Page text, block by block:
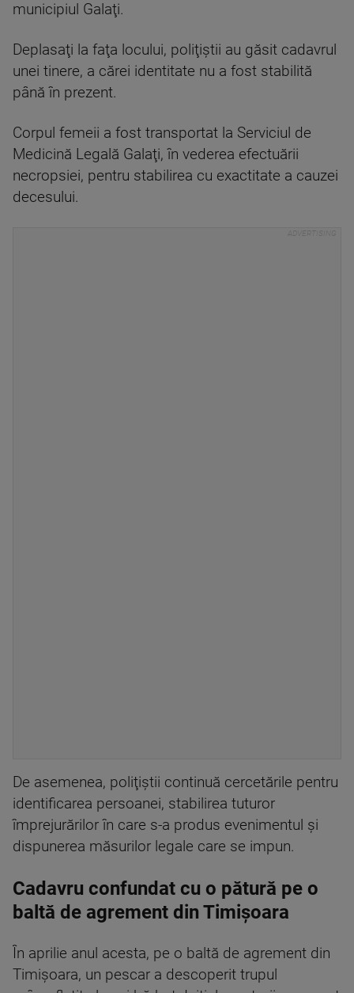
municipiul Galaţi.
Deplasaţi la faţa locului, poliţiştii au găsit cadavrul
unei tinere, a cărei identitate nu a fost stabilită
până în prezent.
Corpul femeii a fost transportat la Serviciul de
Medicină Legală Galaţi, în vederea efectuării
necropsiei, pentru stabilirea cu exactitate a cauzei
decesului.
De asemenea, poliţiştii continuă cercetările pentru
identificarea persoanei, stabilirea tuturor
împrejurărilor în care s-a produs evenimentul şi
dispunerea măsurilor legale care se impun.
Cadavru confundat cu o pătură pe o
baltă de agrement din Timișoara
În aprilie anul acesta, pe o baltă de agrement din
Timișoara, un pescar a descoperit trupul